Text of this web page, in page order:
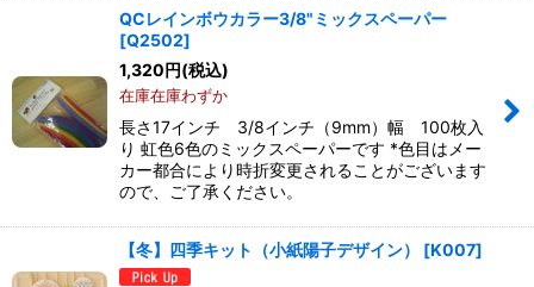
QCレインボウカラー3/8"ミックスペーパー
[Q2502]
1,320円(税込)
在庫在庫わずか
長さ17インチ 3/8インチ（9mm）幅 100枚入
り 虹色6色のミックスペーパーです *色目はメー
カー都合により時折変更されることがございます
ので、ご了承ください。
【冬】四季キット（小紙陽子デザイン） [K007]